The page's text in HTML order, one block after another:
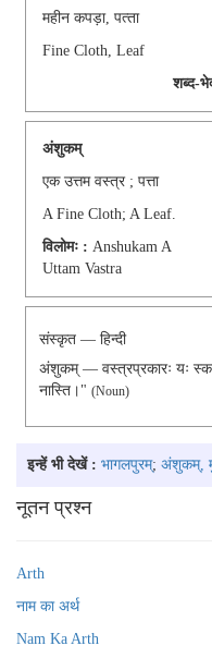
महीन कपड़ा, पत्‍ता
Fine Cloth, Leaf
शब्द-
अंशुकम्
एक उत्तम वस्त्र ; पत्ता
A Fine Cloth; A Leaf.
विलोमः : Anshukam A
Uttam Vastra
संस्कृत — हिन्दी
अंशुकम् — वस्त्रप्रकारः यः
नास्ति।" (noun)
इन्हें भी देखें : भागलपुरम्; अंशुकम्,
नूतन प्रश्न
Arth
नाम का अर्थ
Nam Ka Arth